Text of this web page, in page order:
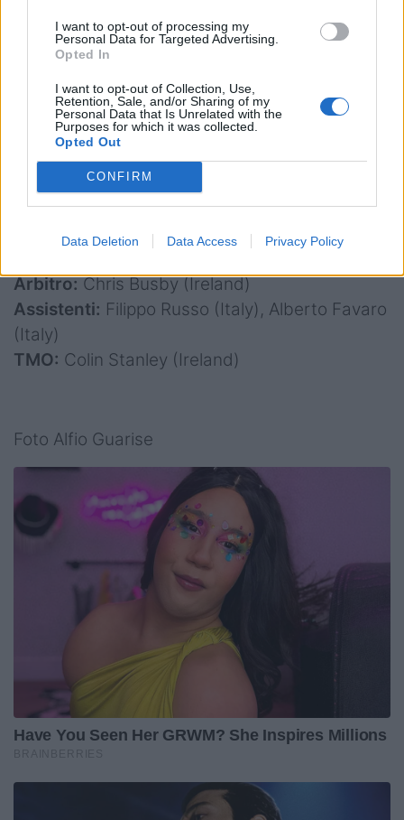
I want to opt-out of processing my
Personal Data for Targeted Advertising.
Opted In
I want to opt-out of Collection, Use,
Retention, Sale, and/or Sharing of my
Personal Data that Is Unrelated with the
Purposes for which it was collected.
Opted Out
CONFIRM
Data Deletion Data Access Privacy Policy
Fifita, 5 Tom Price, 4 Sam Lousi, 3 Javan
Sebastian, 2 Shaun Evans, 1 Steff
Panchina:16 Ken Owens, 17 Wyn Jones, 18
Harri O’Connor, 19 Morgan Jones, 20 Blade
Thomson, 21 Dane Blacker, 22 Rhys Patchell,
23 Johnny McNicholl
Venue:Stadio Comunale Monigo
Arbitro:Chris Busby (Ireland)
Assistenti: Filippo Russo (Italy), Alberto Favaro
(Italy)
TMO: Colin Stanley (Ireland)
Foto Alfio Guarise